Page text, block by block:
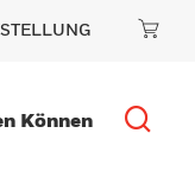
Können